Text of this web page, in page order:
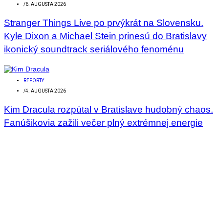
/6. AUGUSTA 2026
Stranger Things Live po prvýkrát na Slovensku.
Kyle Dixon a Michael Stein prinesú do Bratislavy
ikonický soundtrack seriálového fenoménu
REPORTY
/4. AUGUSTA 2026
Kim Dracula rozpútal v Bratislave hudobný chaos.
Fanúšikovia zažili večer plný extrémnej energie